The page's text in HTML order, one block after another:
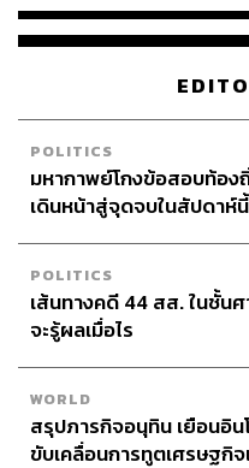
รวมทั้งกับ ‘บทอัศจรรย์’ ข
นานกว่าฉากอื่นๆ แต่ก็ยังไ
POLITICS
มหากาพย์โกงข้อสอบท้อง
เดินหน้าสู่จุดจบในสัปดาห์นี้
POLITICS
เส้นทางคดี 44 สส. ในชั้น
จะรู้ผลเมื่อไร
WORLD
สรุปภารกิจอนุทิน เยือนอิน
ขับเคลื่อนการทูตเศรษฐกิจ